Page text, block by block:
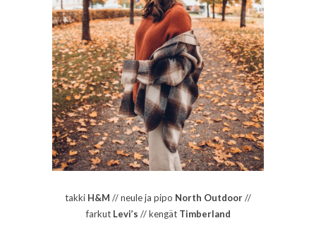
takki H&M // neule ja pipo North Outdoor//
farkut Levi’s // kengät Timberland